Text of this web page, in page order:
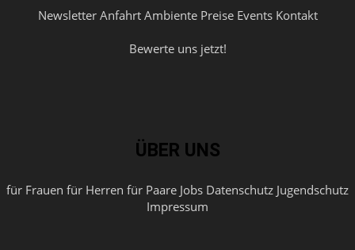
Newsletter Anfahrt Ambiente Preise Events Kontakt
Bewerte uns jetzt!
ÜBER UNS
für Frauen für Herren für Paare Jobs Datenschutz Jugendschutz
Impressum